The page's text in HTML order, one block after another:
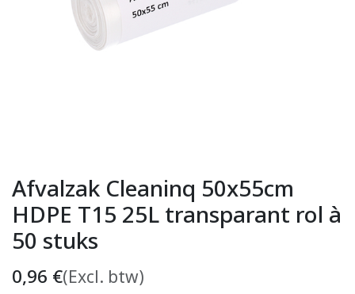
Afvalzak Cleaninq 50x55cm
HDPE T15 25L transparant rol à
50 stuks
0,96 €(Excl. btw)